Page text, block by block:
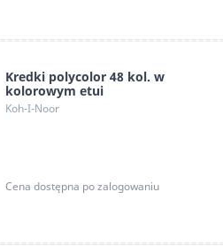
Kredki polycolor 48 kol. w
kolorowym etui
Koh-I-Noor
Cena dostępna po zalogowaniu